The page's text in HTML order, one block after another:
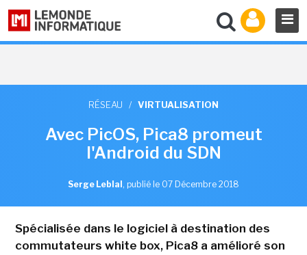
RÉSEAU / VIRTUALISATION
Avec PicOS, Pica8 promeut
l'Android du SDN
Serge Leblal , publié le 07 Décembre 2018
Spécialisée dans le logiciel à destination des
commutateurs white box, Pica8 a amélioré son